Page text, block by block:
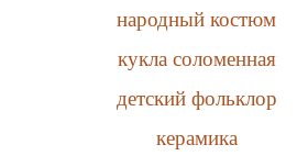
народный костюм
кукла соломенная
детский фольклор
керамика